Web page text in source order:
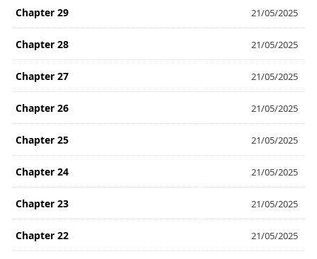
Chapter 29 21/05/2025
Chapter 28 21/05/2025
Chapter 27 21/05/2025
Chapter 26 21/05/2025
Chapter 25 21/05/2025
Chapter 24 21/05/2025
Chapter 23 21/05/2025
Chapter 22 21/05/2025